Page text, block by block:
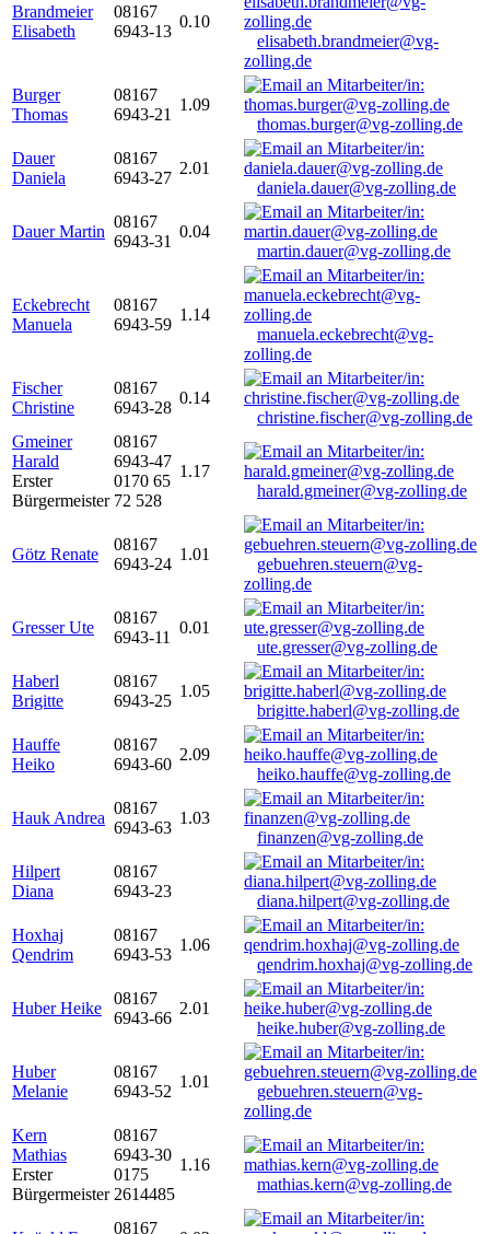
Brandmeier
Elisabeth
08167
6943-13
0.10
elisabeth.brandmeier@vg-
zolling.de
Burger
Thomas
08167
6943-21
1.09
thomas.burger@vg-zolling.de
Dauer
Daniela
08167
6943-27
2.01
daniela.dauer@vg-zolling.de
Dauer Martin
08167
6943-31
0.04
martin.dauer@vg-zolling.de
Eckebrecht
Manuela
08167
6943-59
1.14
manuela.eckebrecht@vg-
zolling.de
Fischer
Christine
08167
6943-28
0.14
christine.fischer@vg-zolling.de
Gmeiner
Harald
Erster
Bürgermeister
08167
6943-47
0170 65
72 528
1.17
harald.gmeiner@vg-zolling.de
Götz Renate
08167
6943-24
1.01
gebuehren.steuern@vg-
zolling.de
Gresser Ute
08167
6943-11
0.01
ute.gresser@vg-zolling.de
Haberl
Brigitte
08167
6943-25
1.05
brigitte.haberl@vg-zolling.de
Hauffe
Heiko
08167
6943-60
2.09
heiko.hauffe@vg-zolling.de
Hauk Andrea
08167
6943-63
1.03
finanzen@vg-zolling.de
Hilpert
Diana
08167
6943-23
diana.hilpert@vg-zolling.de
Hoxhaj
Qendrim
08167
6943-53
1.06
qendrim.hoxhaj@vg-zolling.de
Huber Heike
08167
6943-66
2.01
heike.huber@vg-zolling.de
Huber
Melanie
08167
6943-52
1.01
gebuehren.steuern@vg-
zolling.de
Kern
Mathias
Erster
Bürgermeister
08167
6943-30
0175
2614485
1.16
mathias.kern@vg-zolling.de
08167